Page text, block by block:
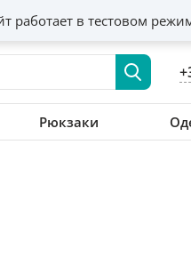
в тестовом
Рюкзаки